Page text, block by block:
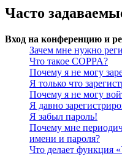
Часто
Вход на конференцию и
Зачем мне нужно
Что такое COPPA?
Почему я не могу
Я только что
Почему я не могу
Я давно
Я забыл пароль!
Почему мне
имени и пароля?
Что делает функция